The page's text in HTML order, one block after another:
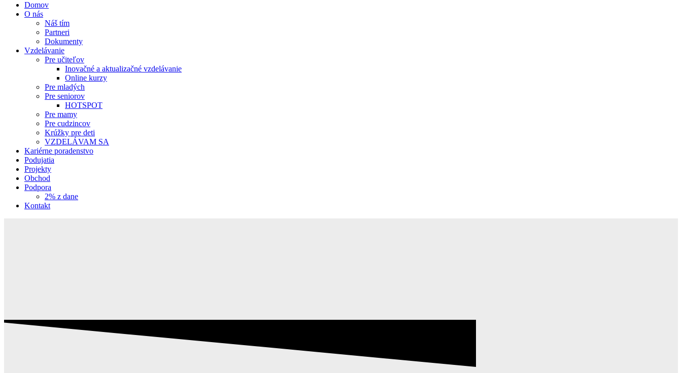
Domov
O nás
Náš tím
Partneri
Dokumenty
Vzdelávanie
Pre učiteľov
Inovačné a aktualizačné vzdelávanie
Online kurzy
Pre mladých
Pre seniorov
HOTSPOT
Pre mamy
Pre cudzincov
Krúžky pre deti
VZDELÁVAM SA
Kariérne poradenstvo
Podujatia
Projekty
Obchod
Podpora
2% z dane
Kontakt